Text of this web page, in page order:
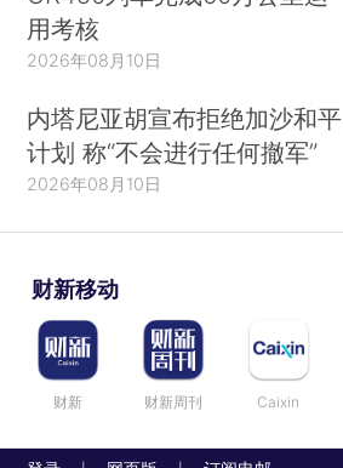
用考核
2026年08月10日
内塔尼亚胡宣布拒绝加沙和平
计划 称“不会进行任何撤军”
2026年08月10日
财新移动
财新 财新周刊 Caixin